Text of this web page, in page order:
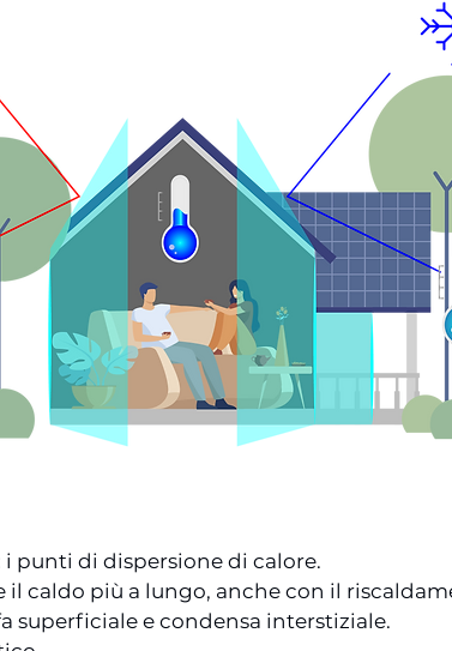
punti di dispersione di calore.
il caldo più a lungo, anche con il
superficiale e condensa interstiziale.